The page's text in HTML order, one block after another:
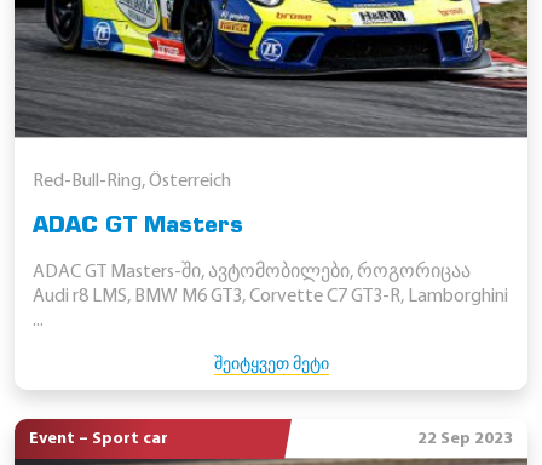
Red-Bull-Ring, Österreich
ADAC GT Masters
ADAC GT Masters-ში, ავტომობილები, როგორიცაა
Audi r8 LMS, BMW M6 GT3, Corvette C7 GT3-R, Lamborghini
...
ᲨᲔᲘᲢᲧᲕᲔᲗ ᲛᲔᲢᲘ
Event – Sport car 22 Sep 2023